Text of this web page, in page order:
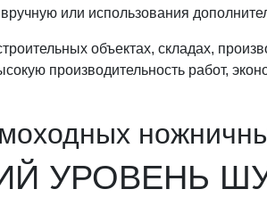
или использования
объектах, складах,
производительность работ,
УРОВЕНЬ